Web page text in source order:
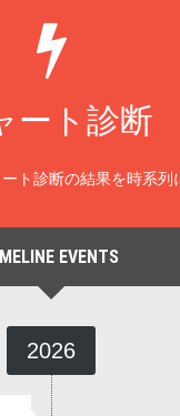
ート診断
ト診断の結果を時系
EVENTS
2026